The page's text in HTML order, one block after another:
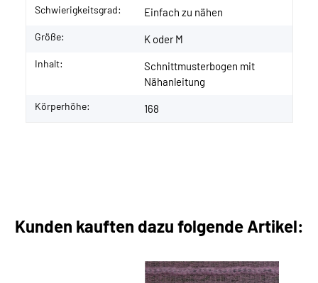
Schwierigkeitsgrad: Einfach zu nähen
Größe: K oder M
Inhalt:
Schnittmusterbogen mit
Nähanleitung
Körperhöhe: 168
Kunden kauften dazu folgende Artikel: